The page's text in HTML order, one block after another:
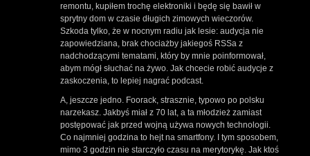
remontu, kupiłem trochę elektroniki i będę się bawił w
sprytny dom w czasie długich zimowych wieczorów.
Szkoda tylko, że w nocnym radiu jak lesie: audycja nie
zapowiedziana, brak chociażby jakiegoś RSSa z
nadchodzącymi tematami, który by mnie poinformował,
abym mógł słuchać na żywo. Jak chcecie robić audycje z
zaskoczenia, to lepiej nagrać podcast.
A, jeszcze jedno. Foorack, strasznie, typowo po polsku
narzekasz. Jakbyś miał z 70 lat, a ta młodzież zamiast
postępować jak przed wojną używa nowych technologii.
Co najmniej godzina to hejt na smartfony. I tym sposobem,
mimo 3 godzin nie starczyło czasu na merytorykę. Jak ktoś